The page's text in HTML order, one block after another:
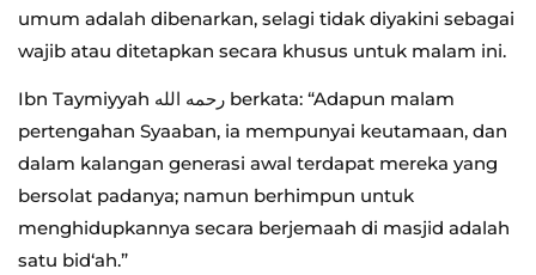
umum adalah dibenarkan, selagi tidak diyakini sebagai
wajib atau ditetapkan secara khusus untuk malam ini.
Ibn Taymiyyah رحمه الله berkata: “Adapun malam
pertengahan Syaaban, ia mempunyai keutamaan, dan
dalam kalangan generasi awal terdapat mereka yang
bersolat padanya; namun berhimpun untuk
menghidupkannya secara berjemaah di masjid adalah
satu bid‘ah.”